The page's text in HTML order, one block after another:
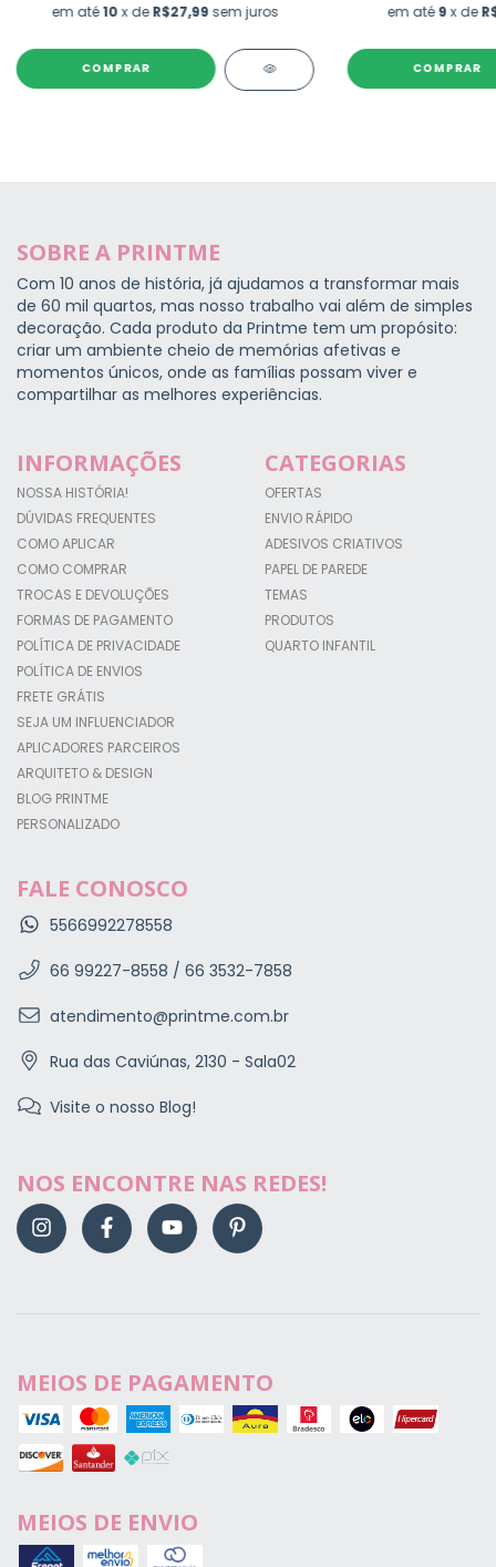
em até10 x deR$27,99 sem juros em até9 x de
COMPRAR
SOBRE A PRINTME
Com 10 anos de história, já ajudamos a transformar mais
de 60 mil quartos, mas nosso trabalho vai além de simples
decoração. Cada produto da Printme tem um propósito:
criar um ambiente cheio de memórias afetivas e
momentos únicos, onde as famílias possam viver e
compartilhar as melhores experiências.
INFORMAÇÕES
NOSSA HISTÓRIA!
DÚVIDAS FREQUENTES
COMO APLICAR
COMO COMPRAR
TROCAS E DEVOLUÇÕES
FORMAS DE PAGAMENTO
POLÍTICA DE PRIVACIDADE
POLÍTICA DE ENVIOS
FRETE GRÁTIS
SEJA UM INFLUENCIADOR
APLICADORES PARCEIROS
ARQUITETO & DESIGN
BLOG PRINTME
PERSONALIZADO
CATEGORIAS
OFERTAS
ENVIO RÁPIDO
ADESIVOS CRIATIVOS
PAPEL DE PAREDE
TEMAS
PRODUTOS
QUARTO INFANTIL
FALE CONOSCO
5566992278558
66 99227-8558 / 66 3532-7858
atendimento@printme.com.br
Rua das Caviúnas, 2130 - Sala02
Visite o nosso Blog!
NOS ENCONTRE NAS REDES!
MEIOS DE PAGAMENTO
MEIOS DE ENVIO